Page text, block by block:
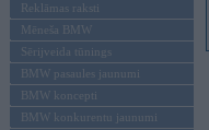
Reklāmas raksti
Mēneša BMW
Sērijveida tūnings
BMW pasaules jaunumi
BMW koncepti
BMW konkurentu jaunumi